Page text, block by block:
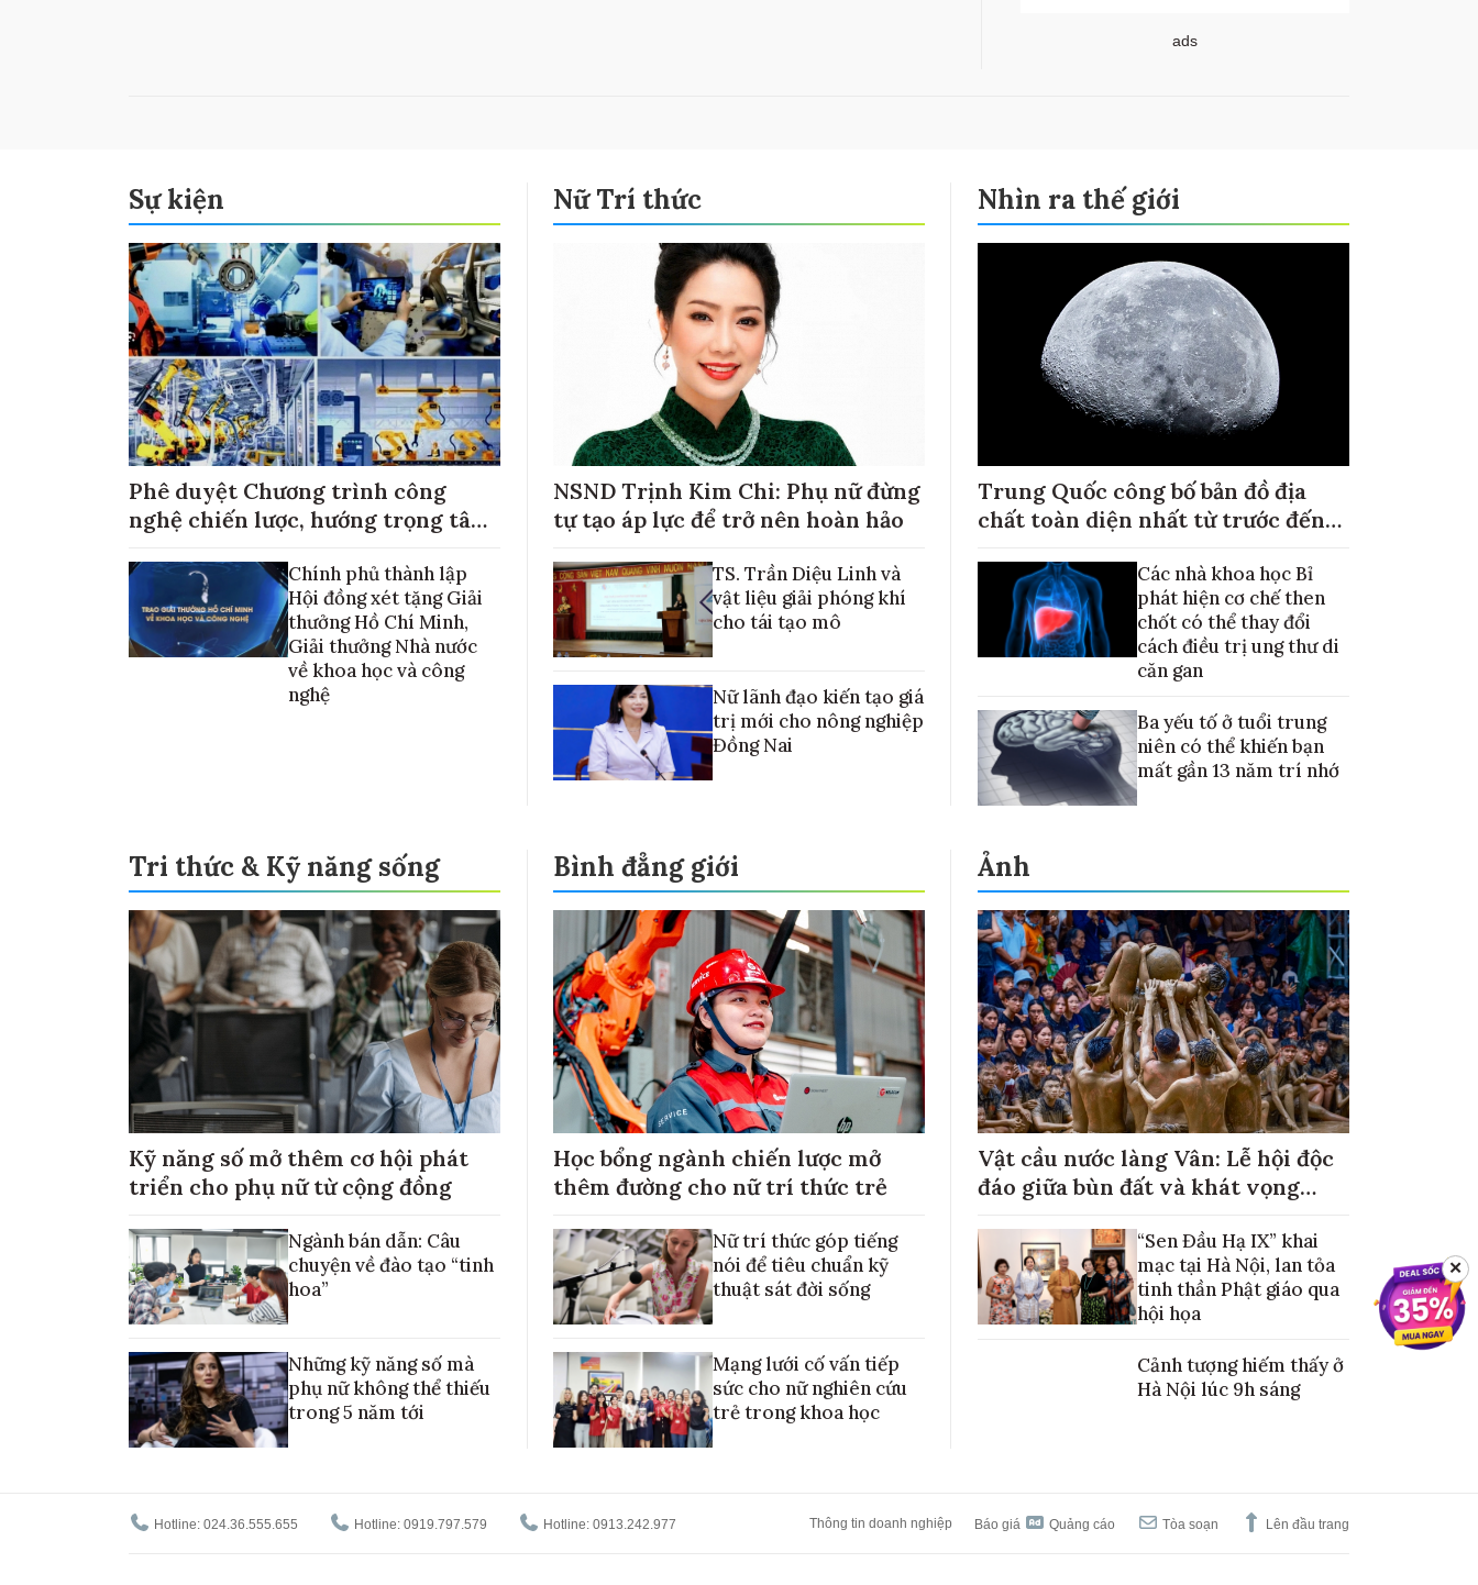
ads
Sự kiện
Phê duyệt Chương trình công
nghệ chiến lược, hướng trọng tâm
Chính phủ thành lập
Hội đồng xét tặng Giải
thưởng Hồ Chí Minh,
Giải thưởng Nhà nước
về khoa học và công
nghệ
Nữ Trí thức
NSND Trịnh Kim Chi: Phụ nữ đừng
tự tạo áp lực để trở nên hoàn hảo
TS. Trần Diệu Linh và
vật liệu giải phóng khí
cho tái tạo mô
Nữ lãnh đạo kiến tạo giá
trị mới cho nông nghiệp
Đồng Nai
Nhìn ra thế giới
Trung Quốc công bố bản đồ địa
chất toàn diện nhất từ trước đến
Các nhà khoa học Bỉ
phát hiện cơ chế then
chốt có thể thay đổi
cách điều trị ung thư di
căn gan
Ba yếu tố ở tuổi trung
niên có thể khiến bạn
mất gần 13 năm trí nhớ
Tri thức & Kỹ năng sống
Kỹ năng số mở thêm cơ hội phát
triển cho phụ nữ từ cộng đồng
Ngành bán dẫn: Câu
chuyện về đào tạo “tinh
hoa”
Những kỹ năng số mà
phụ nữ không thể thiếu
trong 5 năm tới
Bình đẳng giới
Học bổng ngành chiến lược mở
thêm đường cho nữ trí thức trẻ
Nữ trí thức góp tiếng
nói để tiêu chuẩn kỹ
thuật sát đời sống
Mạng lưới cố vấn tiếp
sức cho nữ nghiên cứu
trẻ trong khoa học
Ảnh
Vật cầu nước làng Vân: Lễ hội độc
đáo giữa bùn đất và khát vọng
“Sen Đầu Hạ IX” khai
mạc tại Hà Nội, lan tỏa
tinh thần Phật giáo qua
hội họa
Cảnh tượng hiếm thấy ở
Hà Nội lúc 9h sáng
Hotline: 024.36.555.655 Hotline: 0919.797.579 Hotline: 0913.242.977 Thông tin doanh nghiệp Báo giá Quảng cáo Tòa soạn Lên đầu trang
✕